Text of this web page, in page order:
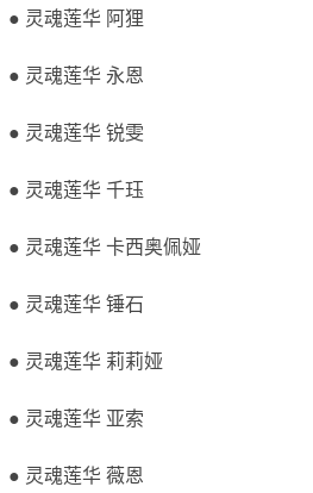
● 灵魂莲华 阿狸
● 灵魂莲华 永恩
● 灵魂莲华 锐雯
● 灵魂莲华 千珏
● 灵魂莲华 卡西奥佩娅
● 灵魂莲华 锤石
● 灵魂莲华 莉莉娅
● 灵魂莲华 亚索
● 灵魂莲华 薇恩